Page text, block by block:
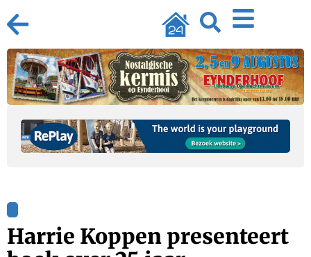
Harrie Koppen presenteert